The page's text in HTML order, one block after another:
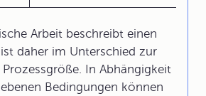
Arbeit beschreibt einen
daher im Unterschied zur
Prozessgröße. In Abhängigkeit
Bedingungen können